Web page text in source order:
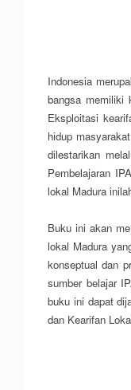
Indonesia
bangsa memiliki
Eksploitasi
hidup
dilestarikan
Pembelajaran
lokal Madura
Buku ini akan
lokal Madura
konseptual dan
sumber belajar
buku ini dapat
dan Kearifan